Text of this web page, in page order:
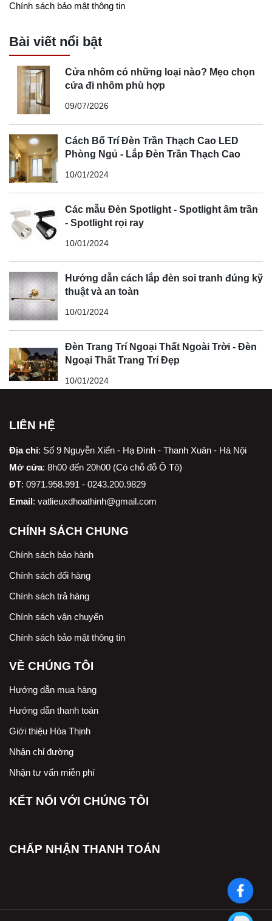
Chính sách bảo mật thông tin
Bài viết nổi bật
Cửa nhôm có những loại nào? Mẹo chọn
cửa đi nhôm phù hợp
09/07/2026
Cách Bố Trí Đèn Trần Thạch Cao LED
Phòng Ngủ - Lắp Đèn Trần Thạch Cao
10/01/2024
Các mẫu Đèn Spotlight - Spotlight âm trần
- Spotlight rọi ray
10/01/2024
Hướng dẫn cách lắp đèn soi tranh đúng kỹ
thuật và an toàn
10/01/2024
Đèn Trang Trí Ngoại Thất Ngoài Trời - Đèn
Ngoại Thất Trang Trí Đẹp
10/01/2024
LIÊN HỆ
Địa chỉ: Số 9 Nguyễn Xiển - Hạ Đình - Thanh Xuân - Hà Nội
Mở cửa: 8h00 đến 20h00 (Có chỗ đỗ Ô Tô)
ĐT: 0971.958.991 - 0243.200.9829
Email: vatlieuxdhoathinh@gmail.com
CHÍNH SÁCH CHUNG
Chính sách bảo hành
Chính sách đổi hàng
Chính sách trả hàng
Chính sách vận chuyển
Chính sách bảo mật thông tin
VỀ CHÚNG TÔI
Hướng dẫn mua hàng
Hướng dẫn thanh toán
Giới thiệu Hòa Thịnh
Nhận chỉ đường
Nhận tư vấn miễn phí
KẾT NỐI VỚI CHÚNG TÔI
CHẤP NHẬN THANH TOÁN